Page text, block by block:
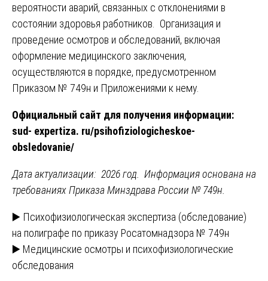
вероятности аварий, связанных с отклонениями в
состоянии здоровья работников. Организация и
проведение осмотров и обследований, включая
оформление медицинского заключения,
осуществляются в порядке, предусмотренном
Приказом № 749н и Приложениями к нему.
Официальный сайт для получения информации:
sud- expertiza. ru/psihofiziologicheskoe-
obsledovanie/
Дата актуализации: 2026 год. Информация основана на
требованиях Приказа Минздрава России № 749н.
Навигация
по
записям
▶️ Психофизиологическая экспертиза (обследование)
на полиграфе по приказу Росатомнадзора № 749н
▶️ Медицинские осмотры и психофизиологические
обследования